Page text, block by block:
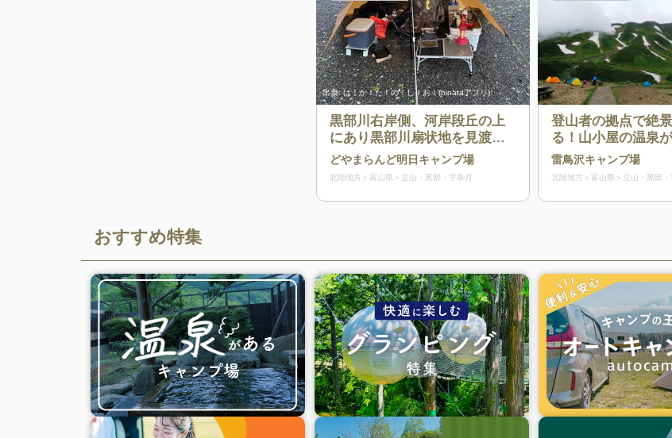
出典:は！か！た！の！し！お！(hinataアプリ)
黒部川右岸側、河岸段丘の上
にあり黒部川扇状地を見渡せ
る絶好の立地にあるキャンプ
場
どやまらんど明日キャンプ場
北陸地方 富山県 立山・黒部・宇奈月
登山者の拠点で絶
る！山小屋の温泉
キャンプ場
雷鳥沢キャンプ場
北陸地方 富山県 立山・黒部・
おすすめ特集